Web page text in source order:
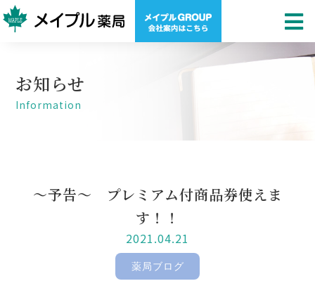
お知らせ
Information
～予告～ プレミアム付商品券使えま
す！！
2021.04.21
薬局ブログ